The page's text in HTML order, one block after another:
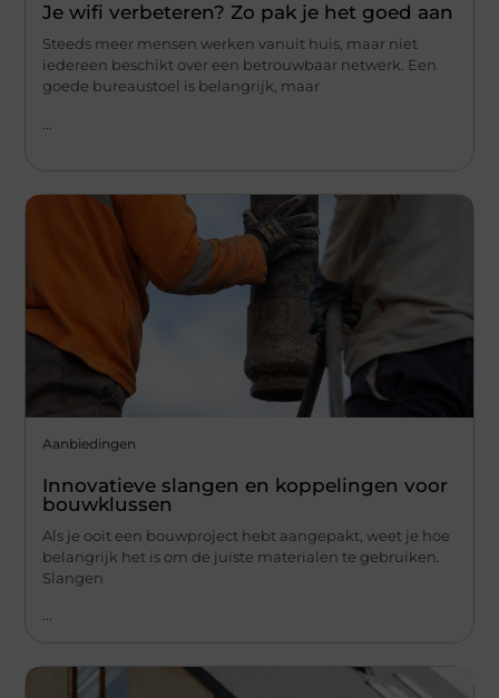
Je wifi verbeteren? Zo pak je het goed aan
Steeds meer mensen werken vanuit huis, maar niet
iedereen beschikt over een betrouwbaar netwerk. Een
goede bureaustoel is belangrijk, maar
Aanbiedingen
Innovatieve slangen en koppelingen voor
bouwklussen
Als je ooit een bouwproject hebt aangepakt, weet je hoe
belangrijk het is om de juiste materialen te gebruiken.
Slangen
...